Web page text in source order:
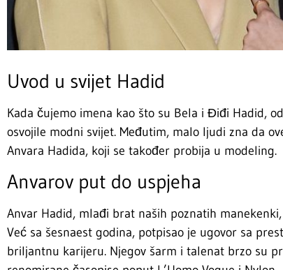
Uvod u svijet Hadid
Kada čujemo imena kao što su Bela i Điđi Hadid,
osvojile modni svijet. Međutim, malo ljudi zna da
Anvara Hadida, koji se također probija u modeling.
Anvarov put do uspjeha
Anvar Hadid, mlađi brat naših poznatih
Već sa šesnaest godina, potpisao je ugovor sa
briljantnu karijeru. Njegov šarm i talenat brzo su